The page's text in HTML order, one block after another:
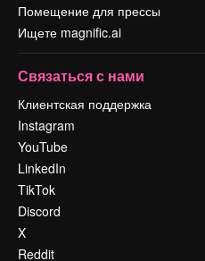
Помещение для прессы
Ищете magnific.ai
Связаться с нами
Клиентская поддержка
Instagram
YouTube
LinkedIn
TikTok
Discord
X
Reddit